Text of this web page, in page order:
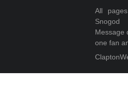
All
Snogod
Message
one fan